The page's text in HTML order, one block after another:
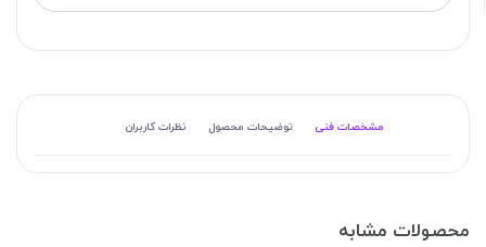
مشخصات فنی توضیحات محصول نظرات کاربران
محصولات مشابه